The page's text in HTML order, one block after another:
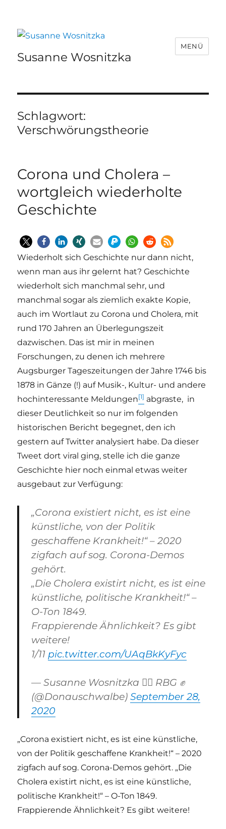
Susanne Wosnitzka
MENÜ
Schlagwort:
Verschwörungstheorie
Corona und Cholera –
wortgleich wiederholte
Geschichte
Wiederholt sich Geschichte nur dann nicht,
wenn man aus ihr gelernt hat? Geschichte
wiederholt sich manchmal sehr, und
manchmal sogar als ziemlich exakte Kopie,
auch im Wortlaut zu Corona und Cholera, mit
rund 170 Jahren an Überlegungszeit
dazwischen. Das ist mir in meinen
Forschungen, zu denen ich mehrere
Augsburger Tageszeitungen der Jahre 1746 bis
1878 in Gänze (!) auf Musik-, Kultur- und andere
hochinteressante Meldungen[1] abgraste, in
dieser Deutlichkeit so nur im folgenden
historischen Bericht begegnet, den ich
gestern auf Twitter analysiert habe. Da dieser
Tweet dort viral ging, stelle ich die ganze
Geschichte hier noch einmal etwas weiter
ausgebaut zur Verfügung:
„Corona existiert nicht, es ist eine
künstliche, von der Politik
geschaffene Krankheit!“ – 2020
zigfach auf sog. Corona-Demos
gehört.
„Die Cholera existirt nicht, es ist eine
künstliche, politische Krankheit!“ –
O-Ton 1849.
Frappierende Ähnlichkeit? Es gibt
weitere!
1/11 pic.twitter.com/UAqBkKyFyc
— Susanne Wosnitzka 🏳️‍🌈 RBG ✊
(@Donauschwalbe)September 28,
2020
„Corona existiert nicht, es ist eine künstliche,
von der Politik geschaffene Krankheit!“ – 2020
zigfach auf sog. Corona-Demos gehört. „Die
Cholera existirt nicht, es ist eine künstliche,
politische Krankheit!“ – O-Ton 1849.
Frappierende Ähnlichkeit? Es gibt weitere!